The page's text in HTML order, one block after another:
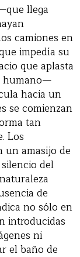
llega
camiones en
impedía su
que aplasta
humano—
hacia un
se comienzan
tan
Los
un amasijo de
del
de
no sólo en
introducidas
ni
el baño de